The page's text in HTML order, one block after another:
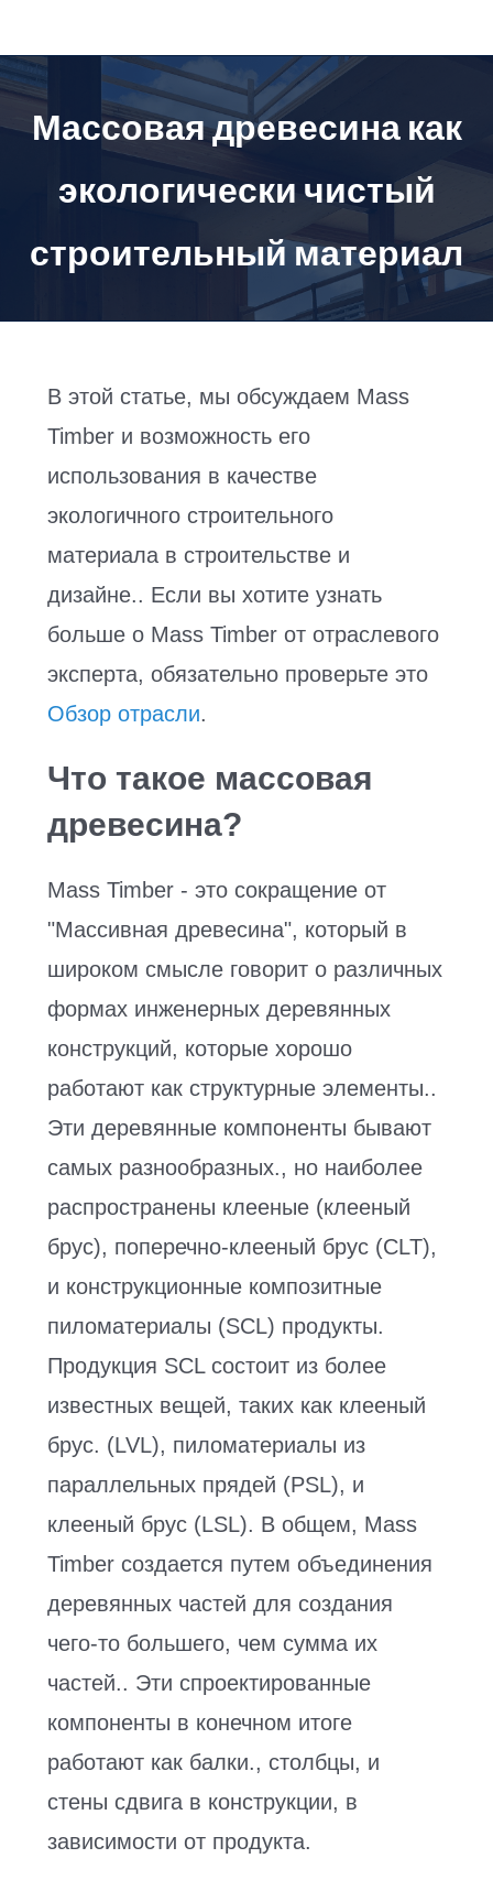
содержанию
Массовая древесина как
экологически чистый
строительный материал
В этой статье, мы обсуждаем Mass
Timber и возможность его
использования в качестве
экологичного строительного
материала в строительстве и
дизайне.. Если вы хотите узнать
больше о Mass Timber от отраслевого
эксперта, обязательно проверьте это
Обзор отрасли.
Что такое массовая
древесина?
Mass Timber - это сокращение от
"Массивная древесина", который в
широком смысле говорит о различных
формах инженерных деревянных
конструкций, которые хорошо
работают как структурные элементы..
Эти деревянные компоненты бывают
самых разнообразных., но наиболее
распространены клееные (клееный
брус), поперечно-клееный брус (CLT),
и конструкционные композитные
пиломатериалы (SCL) продукты.
Продукция SCL состоит из более
известных вещей, таких как клееный
брус. (LVL), пиломатериалы из
параллельных прядей (PSL), и
клееный брус (LSL). В общем, Mass
Timber создается путем объединения
деревянных частей для создания
чего-то большего, чем сумма их
частей.. Эти спроектированные
компоненты в конечном итоге
работают как балки., столбцы, и
стены сдвига в конструкции, в
зависимости от продукта.